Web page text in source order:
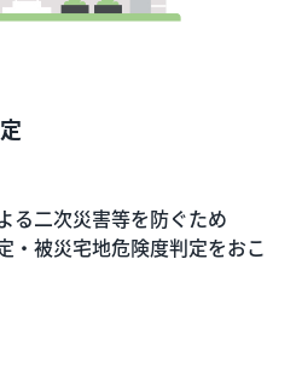
る二次災害等を防ぐため
・被災宅地危険度判定をおこ